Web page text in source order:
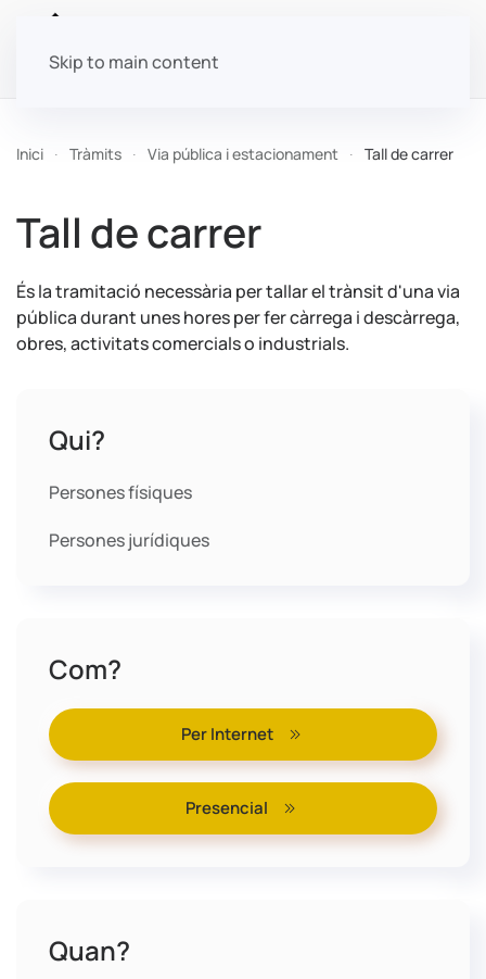
Skip to main content
Inici Tràmits Via pública i estacionament Tall de carrer
Tall de carrer
És la tramitació necessària per tallar el trànsit d'una via
pública durant unes hores per fer càrrega i descàrrega,
obres, activitats comercials o industrials.
Qui?
Persones físiques
Persones jurídiques
Com?
Per Internet
Presencial
Quan?